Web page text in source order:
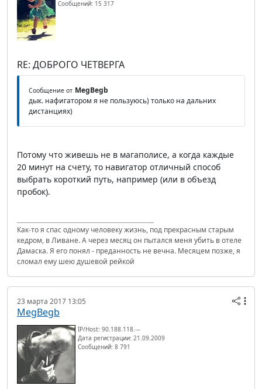
Сообщений: 15 317
RE: ДОБРОГО ЧЕТВЕРГА
Сообщение от MegBegb
дык. нафигатором я не пользуюсь) только на дальних
дистанциях)
Потому что живешь не в магаполисе, а когда каждые
20 минут на счету, то навигатор отличный способ
выбрать короткий путь, например (или в объезд
пробок).
Как-то я спас одному человеку жизнь, под прекрасным старым
кедром, в Ливане. А через месяц он пытался меня убить в отеле
Дамаска. Я его понял - преданность не вечна. Месяцем позже, я
сломал ему шею душевой рейкой
23 марта 2017 13:05
MegBegb
IP/Host: 90.188.118.---
Дата регистрации: 21.09.2009
Сообщений: 8 791